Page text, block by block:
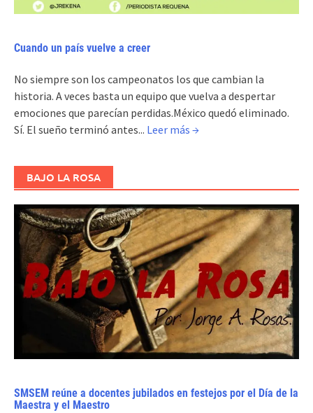
Cuando un país vuelve a creer
No siempre son los campeonatos los que cambian la
historia. A veces basta un equipo que vuelva a despertar
emociones que parecían perdidas.México quedó eliminado.
Sí. El sueño terminó antes... Leer más →
BAJO LA ROSA
SMSEM reúne a docentes jubilados en festejos por el Día de la
Maestra y el Maestro